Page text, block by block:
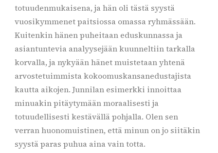
totuudenmukaisena, ja hän oli tästä syystä
vuosikymmenet paitsiossa omassa ryhmässään.
Kuitenkin hänen puheitaan eduskunnassa ja
asiantuntevia analyysejään kuunneltiin tarkalla
korvalla, ja nykyään hänet muistetaan yhtenä
arvostetuimmista kokoomuskansanedustajista
kautta aikojen. Junnilan esimerkki innoittaa
minuakin pitäytymään moraalisesti ja
totuudellisesti kestävällä pohjalla. Olen sen
verran huonomuistinen, että minun on jo siitäkin
syystä paras puhua aina vain totta.